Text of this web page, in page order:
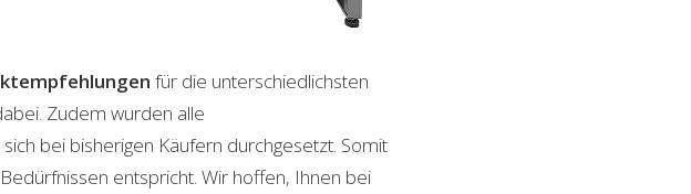
für die unterschiedlichsten
Zudem wurden alle
bei bisherigen Käufern durchgesetzt. Somit
entspricht. Wir hoffen, Ihnen bei